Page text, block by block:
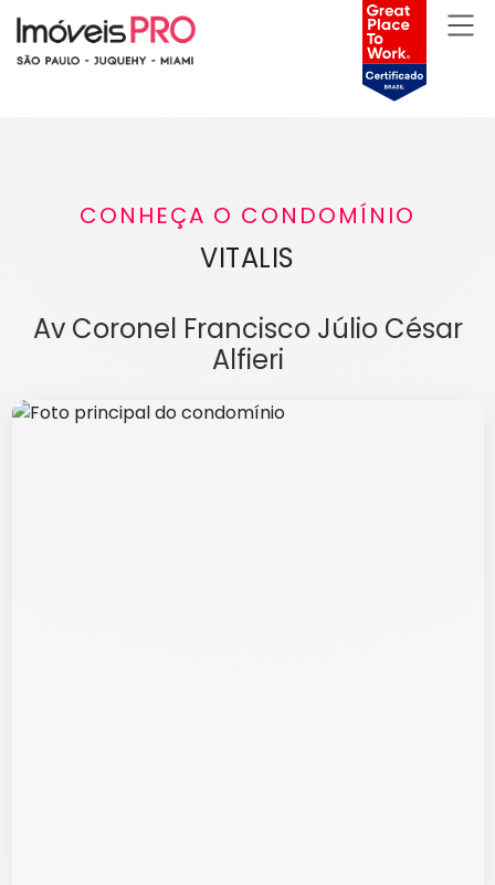
CONHEÇA O CONDOMÍNIO
VITALIS
Av Coronel Francisco Júlio César
Alfieri